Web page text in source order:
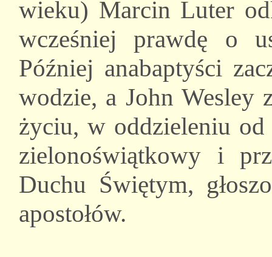
wieku) Marcin Luter
wcześniej prawdę o
Później anabaptyści
wodzie, a John Wesley
życiu, w oddzieleniu od
zielonoświątkowy i
Duchu Świętym,
apostołów.